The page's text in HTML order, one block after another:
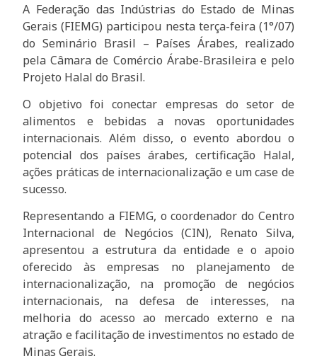
A Federação das Indústrias do Estado de Minas
Gerais (FIEMG) participou nesta terça-feira (1°/07)
do Seminário Brasil – Países Árabes, realizado
pela Câmara de Comércio Árabe-Brasileira e pelo
Projeto Halal do Brasil.
O objetivo foi conectar empresas do setor de
alimentos e bebidas a novas oportunidades
internacionais. Além disso, o evento abordou o
potencial dos países árabes, certificação Halal,
ações práticas de internacionalização e um case de
sucesso.
Representando a FIEMG, o coordenador do Centro
Internacional de Negócios (CIN), Renato Silva,
apresentou a estrutura da entidade e o apoio
oferecido às empresas no planejamento de
internacionalização, na promoção de negócios
internacionais, na defesa de interesses, na
melhoria do acesso ao mercado externo e na
atração e facilitação de investimentos no estado de
Minas Gerais.